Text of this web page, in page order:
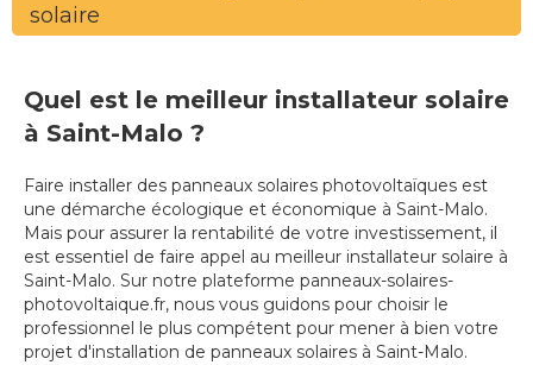
solaire
Quel est le meilleur installateur solaire
à Saint-Malo ?
Faire installer des panneaux solaires photovoltaïques est
une démarche écologique et économique à Saint-Malo.
Mais pour assurer la rentabilité de votre investissement, il
est essentiel de faire appel au meilleur installateur solaire à
Saint-Malo. Sur notre plateforme panneaux-solaires-
photovoltaique.fr, nous vous guidons pour choisir le
professionnel le plus compétent pour mener à bien votre
projet d'installation de panneaux solaires à Saint-Malo.